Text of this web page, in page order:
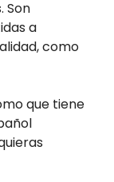
Son
a
como
que tiene